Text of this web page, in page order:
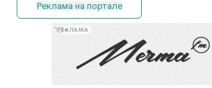
Реклама на портале
РЕКЛАМА